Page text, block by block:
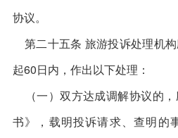
协议。
第二十五条 旅游投诉处理机
起60日内，作出以下处
（一）双方达成调解协议的
书》，载明投诉请求、查明的